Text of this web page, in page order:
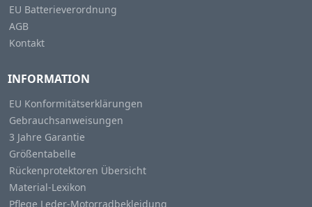
EU Batterieverordnung
AGB
Kontakt
INFORMATION
EU Konformitätserklärungen
Gebrauchsanweisungen
3 Jahre Garantie
Größentabelle
Rückenprotektoren Übersicht
Material-Lexikon
Pflege Leder-Motorradbekleidung